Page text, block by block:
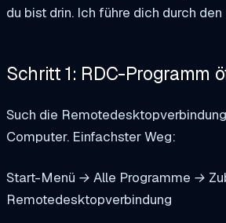
du bist drin. Ich führe dich durch den
Schritt 1: RDC-Programm
Such die
Computer. Einfachster Weg:
Start-Menü → Alle Programme →
Remotedesktopverbindung